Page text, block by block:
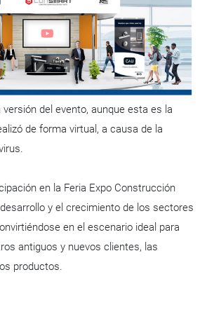
del evento, aunque esta es la
de forma virtual, a causa de la
en la Feria Expo Construcción
y el crecimiento de los sectores
en el escenario ideal para
antiguos y nuevos clientes, las
productos.